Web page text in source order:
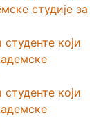
студије за
који
који